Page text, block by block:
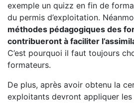
exemple un quizz en fin de
du permis d’exploitation.
méthodes pédagogiques des
contribueront à faciliter
C’est pourquoi il faut toujours
formateurs.
De plus, après avoir obtenu la
exploitants devront appliquer les